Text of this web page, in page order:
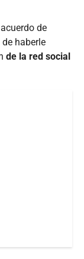
de
haberle
de la red social